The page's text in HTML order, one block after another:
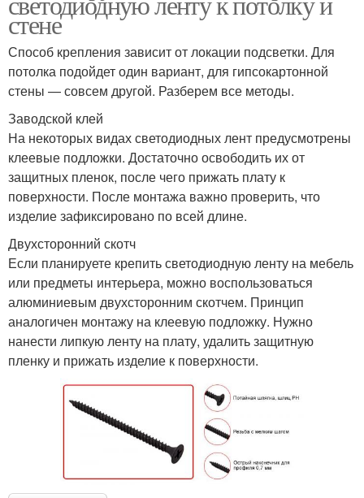
стене
Способ крепления зависит от локации подсветки. Для
потолка подойдет один вариант, для гипсокартонной
стены — совсем другой. Разберем все методы.
Заводской клей
На некоторых видах светодиодных лент предусмотрены
клеевые подложки. Достаточно освободить их от
защитных пленок, после чего прижать плату к
поверхности. После монтажа важно проверить, что
изделие зафиксировано по всей длине.
Двухсторонний скотч
Если планируете крепить светодиодную ленту на мебель
или предметы интерьера, можно воспользоваться
алюминиевым двухсторонним скотчем. Принцип
аналогичен монтажу на клеевую подложку. Нужно
нанести липкую ленту на плату, удалить защитную
пленку и прижать изделие к поверхности.